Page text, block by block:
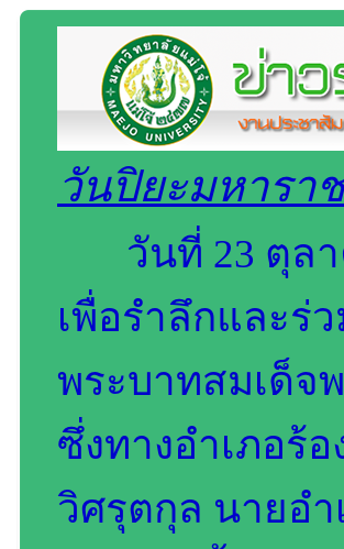
วันปิยะมหาราช
วันที่ 23 ตุล
เพื่อรำลึกและร่
พระบาทสมเด็จ
ซึ่งทางอำเภอร้
วิศรุตกุล นายอำ